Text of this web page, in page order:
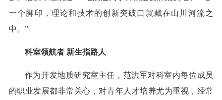
一个脚印，理论和技术的创新突破口就藏在山川河流之
中。”
科室领航者 新生指路人
作为开发地质研究室主任，范洪军对科室内每位成员
的职业发展都非常关心，对青年人才培养尤为重视，经常